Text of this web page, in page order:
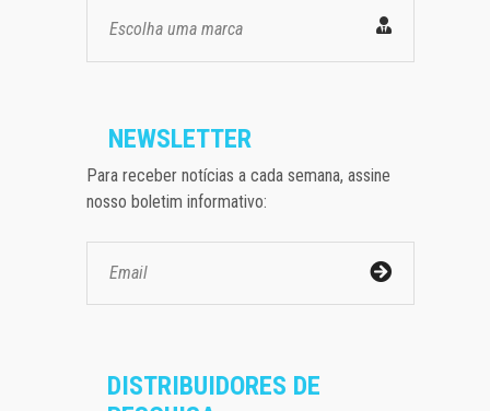
Escolha uma marca
NEWSLETTER
Para receber notícias a cada semana, assine
nosso boletim informativo:
DISTRIBUIDORES DE